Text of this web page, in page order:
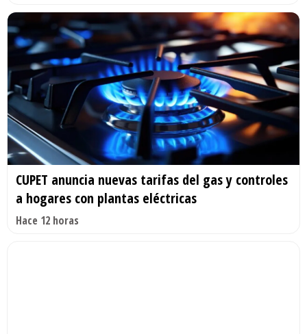
CUPET anuncia nuevas tarifas del gas y controles
a hogares con plantas eléctricas
Hace 12 horas